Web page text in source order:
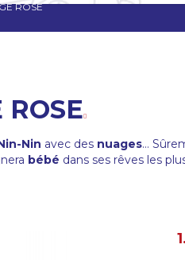
ROSE
Nin avec des nuages…
bébé dans ses rêves les